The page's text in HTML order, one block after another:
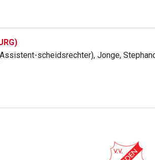
scheidsrechter), Jonge,